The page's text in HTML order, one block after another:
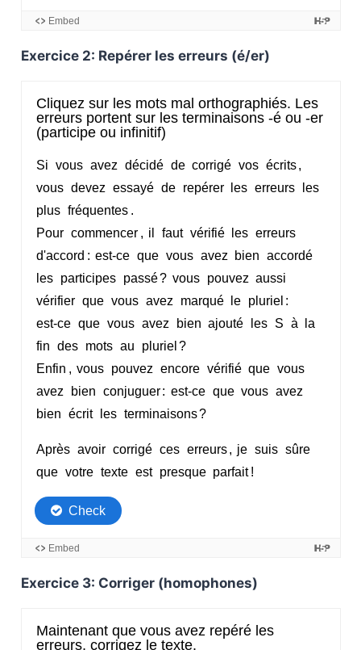
Exercice 2: Repérer les erreurs (é/er)
Exercice 3: Corriger (homophones)